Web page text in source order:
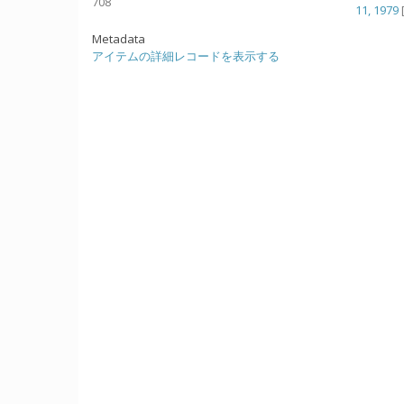
Metadata
アイテムの詳細レコードを表示する
11, 1979